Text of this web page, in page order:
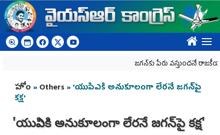
Skip to main content
????
జగన్‌కు పేరు వస్తుందనే రాజకీయ కక్షతో
You are here
హోం »Others» 'యుపిఎకి అనుకూలంగా లేరనే జగన్‌పై
కక్ష'
'యుపిఎకి అనుకూలంగా లేరనే జగన్‌పై కక్ష'